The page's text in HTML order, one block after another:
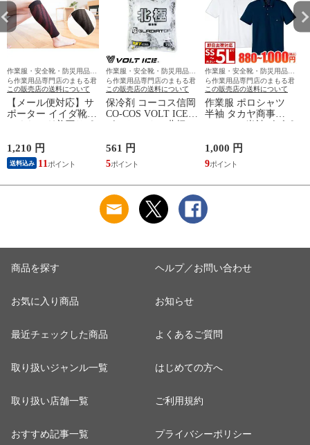
作業服・安全靴・防災用品な
ら作業用品専門店のまもる君
この販売店の送料について
【メール便対応】サ
ポーター イイダ靴下
1,210 円
送料込み 11
作業服・安全靴・防災用品な
ら作業用品専門店のまもる君
この販売店の送料について
保冷剤 コーコス信岡
CO-COS VOLT ICE
GI-46411 作業着 作業
服 春夏
561 円
5
作業服・安全靴・防災用品な
ら作業用品専門店のまもる君
この販売店の送料について
作業服 ポロシャツ
半袖 タカヤ商事
春夏
1,000 円
9
商品を探す
お気に入り商品
最近チェックした商品
取り扱いジャンル一覧
取り扱い店舗一覧
おすすめ記事一覧
ヘルプ／お問い合わせ
お知らせ
よくあるご質問
はじめての方へ
ご利用規約
プライバシーポリシー